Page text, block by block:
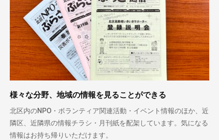
様々な分野、地域の情報を見ることができる
北区内のNPO・ボランティア関連活動・イベント情報のほか、近
隣区、近隣県の情報チラシ・月刊紙を配架しています。気になる
情報はお持ち帰りいただけます。